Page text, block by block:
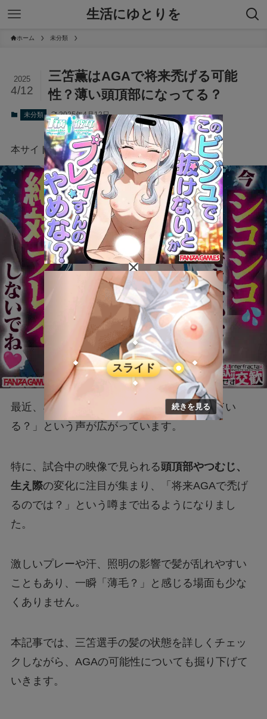
生活にゆとりを
ホーム 未分類
三笘薫はAGAで将来禿げる可能
性？薄い頭頂部になってる？
2025
4/12
未分類 2025年4月12日
本サイトにはプロモーションが含まれています。
最近、ネット上で「三笘薫の髪が薄くなってい
る？」という声が広がっています。
特に、試合中の映像で見られる頭頂部やつむじ、
生え際の変化に注目が集まり、「将来AGAで禿げ
るのでは？」という噂まで出るようになりまし
た。
激しいプレーや汗、照明の影響で髪が乱れやすい
こともあり、一瞬「薄毛？」と感じる場面も少な
くありません。
本記事では、三笘選手の髪の状態を詳しくチェッ
クしながら、AGAの可能性についても掘り下げて
いきます。